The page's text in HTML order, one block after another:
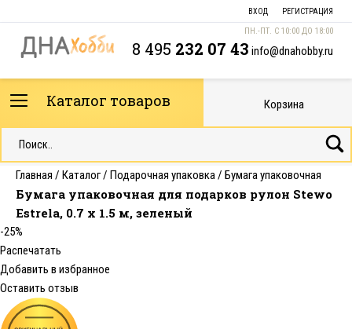
ВХОД РЕГИСТРАЦИЯ
ПН.-ПТ. С 10:00 ДО 18:00
8 495 232 07 43 info@dnahobby.ru
Каталог товаров Корзина
Главная / Каталог/ Подарочная упаковка/ Бумага упаковочная
Бумага упаковочная для подарков рулон Stewo
Estrela, 0.7 x 1.5 м, зеленый
-25%
Распечатать
Добавить в избранное
Оставить отзыв